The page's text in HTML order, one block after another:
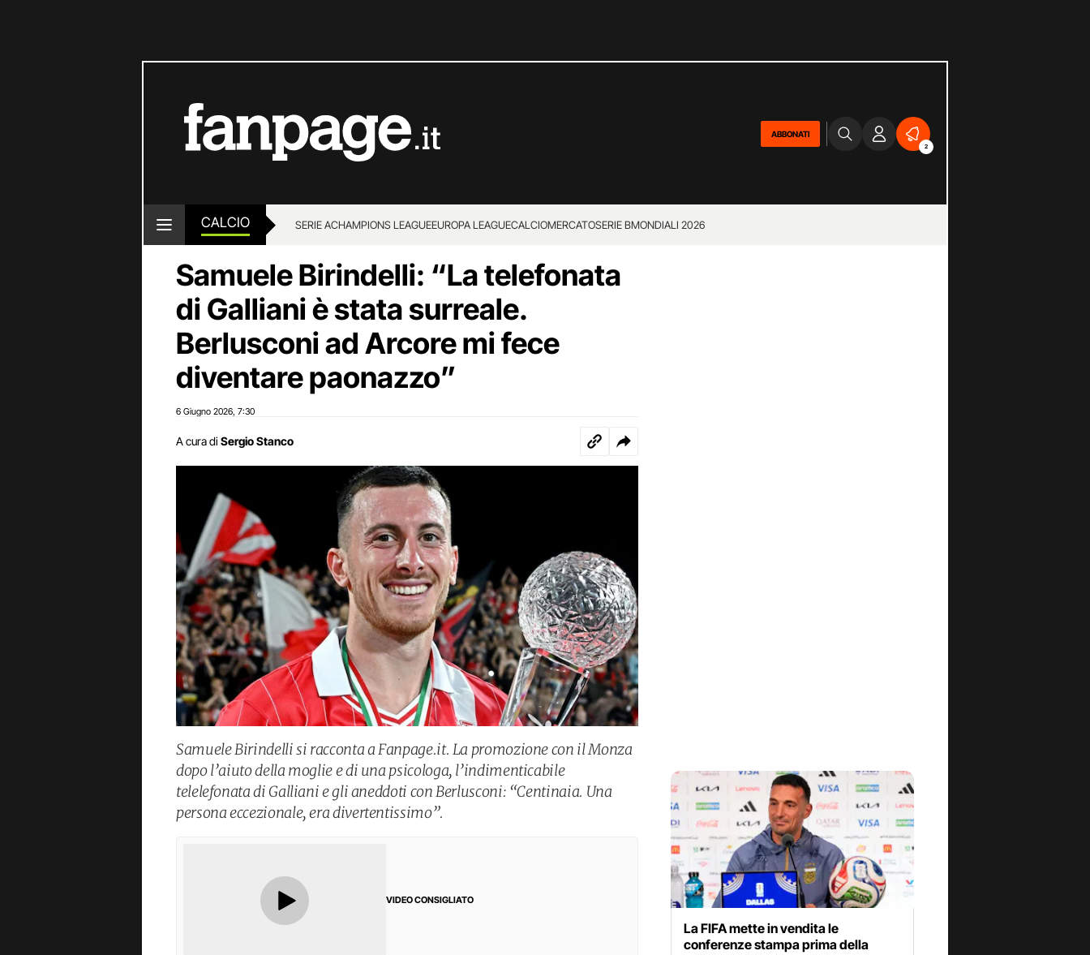
ABBONATI
2
CALCIO SERIE ACHAMPIONS LEAGUEEUROPA LEAGUECALCIOMERCATOSERIE BMONDIALI 2026
Samuele Birindelli: “La telefonata
di Galliani è stata surreale.
Berlusconi ad Arcore mi fece
diventare paonazzo”
6 Giugno 2026 7:30
A cura di Sergio Stanco
Samuele Birindelli si racconta a Fanpage.it. La promozione con il Monza
dopo l’aiuto della moglie e di una psicologa, l’indimenticabile
telelefonata di Galliani e gli aneddoti con Berlusconi: “Centinaia. Una
persona eccezionale, era divertentissimo”.
VIDEO CONSIGLIATO
La FIFA mette in vendita le
conferenze stampa prima della